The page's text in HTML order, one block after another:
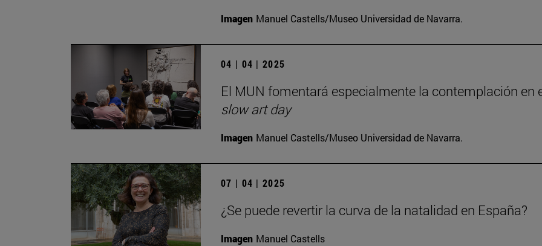
Imagen Manuel Castells/Museo Universidad de Navarra.
04 | 04 | 2025
El MUN fomentará especialmente la contemplación en
slow art day
Imagen Manuel Castells/Museo Universidad de Navarra.
07 | 04 | 2025
¿Se puede revertir la curva de la natalidad en España?
Imagen Manuel Castells